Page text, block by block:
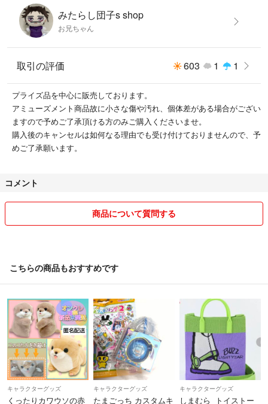
みたらし団子s shop
お兄ちゃん
取引の評価 603 1 1
プライズ品を中心に販売しております。
アミューズメント商品故に小さな傷や汚れ、個体差がある場合がござい
ますので予めご了承頂ける方のみご購入くださいませ。
購入後のキャンセルは如何なる理由でも受け付けておりませんので、予
めご了承願います。
コメント
商品について質問する
こちらの商品もおすすめです
キャラクターグッズ
くったりカワウソの赤
キャラクターグッズ
たまごっち カスタムキ
キャラクターグッズ
しまむら トイストー